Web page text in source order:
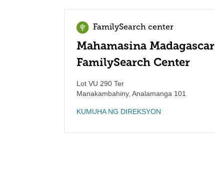
FamilySearch center
Mahamasina Madagascar
FamilySearch Center
Lot VU 290 Ter
Manakambahiny, Analamanga 101
KUMUHA NG DIREKSYON